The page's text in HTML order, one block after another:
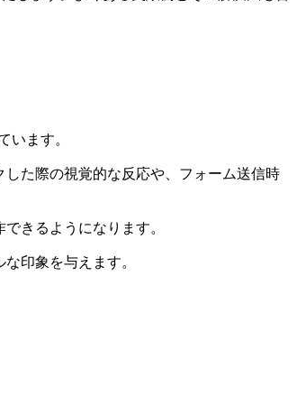
ます。
た際の視覚的な反応や、フォーム送信時
きるようになります。
印象を与えます。